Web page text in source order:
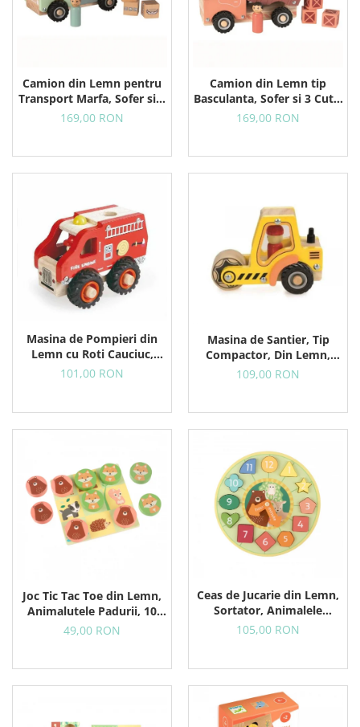
Camion din Lemn pentru
Transport Marfa, Sofer si 3
Colete, 18+ Luni
169,00 RON
Camion din Lemn tip
Basculanta, Sofer si 3 Cutii,
18+ Luni
169,00 RON
Masina de Pompieri din
Lemn cu Roti Cauciuc,
Rosie
101,00 RON
Masina de Santier, Tip
Compactor, Din Lemn,
Galbena
109,00 RON
Joc Tic Tac Toe din Lemn,
Animalutele Padurii, 10
Piese in Punga Textila
49,00 RON
Ceas de Jucarie din Lemn,
Sortator, Animalele
Padurii
105,00 RON